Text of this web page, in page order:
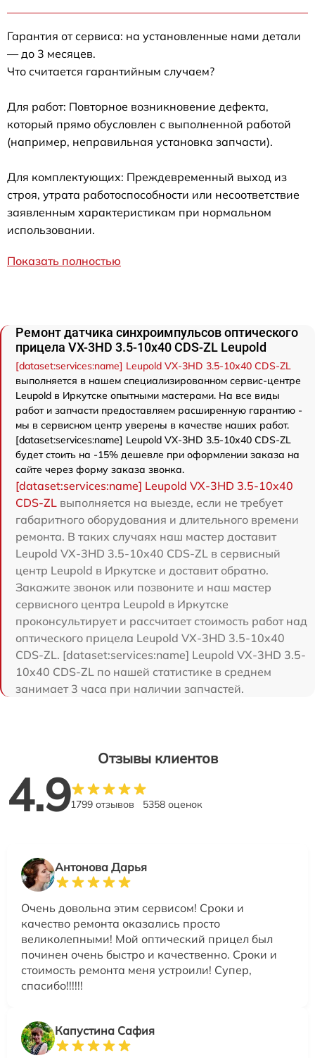
Гарантия от сервиса: на установленные нами детали
— до 3 месяцев.
Что считается гарантийным случаем?
Для работ: Повторное возникновение дефекта,
который прямо обусловлен с выполненной работой
(например, неправильная установка запчасти).
Для комплектующих: Преждевременный выход из
строя, утрата работоспособности или несоответствие
заявленным характеристикам при нормальном
использовании.
Показать полностью
Ремонт датчика синхроимпульсов оптического
прицела VX-3HD 3.5-10x40 CDS-ZL Leupold
[dataset:services:name] Leupold VX-3HD 3.5-10x40 CDS-ZL
выполняется в нашем специализированном сервис-центре
Leupold в Иркутске опытными мастерами. На все виды
работ и запчасти предоставляем расширенную гарантию -
мы в сервисном центр уверены в качестве наших работ.
[dataset:services:name] Leupold VX-3HD 3.5-10x40 CDS-ZL
будет стоить на -15% дешевле при оформлении заказа на
сайте через форму заказа звонка.
[dataset:services:name] Leupold VX-3HD 3.5-10x40
CDS-ZL выполняется на выезде, если не требует
габаритного оборудования и длительного времени
ремонта. В таких случаях наш мастер доставит
Leupold VX-3HD 3.5-10x40 CDS-ZL в сервисный
центр Leupold в Иркутске и доставит обратно.
Закажите звонок или позвоните и наш мастер
сервисного центра Leupold в Иркутске
проконсультирует и рассчитает стоимость работ над
оптического прицела Leupold VX-3HD 3.5-10x40
CDS-ZL. [dataset:services:name] Leupold VX-3HD 3.5-
10x40 CDS-ZL по нашей статистике в среднем
занимает 3 часа при наличии запчастей.
Отзывы клиентов
4.91799 отзывов 5358 оценок
Антонова Дарья
Очень довольна этим сервисом! Сроки и
качество ремонта оказались просто
великолепными! Мой оптический прицел был
починен очень быстро и качественно. Сроки и
стоимость ремонта меня устроили! Супер,
спасибо!!!!!!
Капустина Сафия